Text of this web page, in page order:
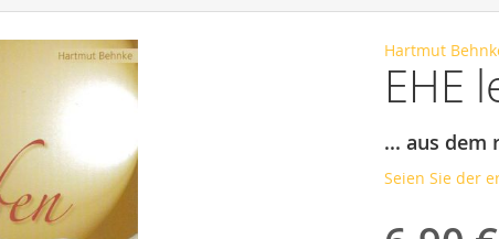
Hartmut
EHE
... aus dem
Seien Sie der